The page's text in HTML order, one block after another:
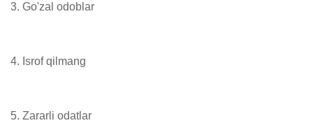
3. Go'zal odoblar
4. Isrof qilmang
5. Zararli odatlar